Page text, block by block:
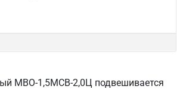
МВО-1,5МСВ-2,0Ц подвешивается